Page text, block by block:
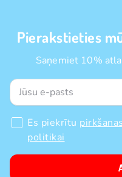
Pierakstieties
Saņemiet 10%
Es piekrītu
politikai